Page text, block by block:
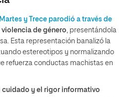
Martes y Trece parodió a través de
de género, presentándola
Esta representación banalizó la
estereotipos y normalizando
refuerza conductas machistas en
cuidado y el rigor informativo